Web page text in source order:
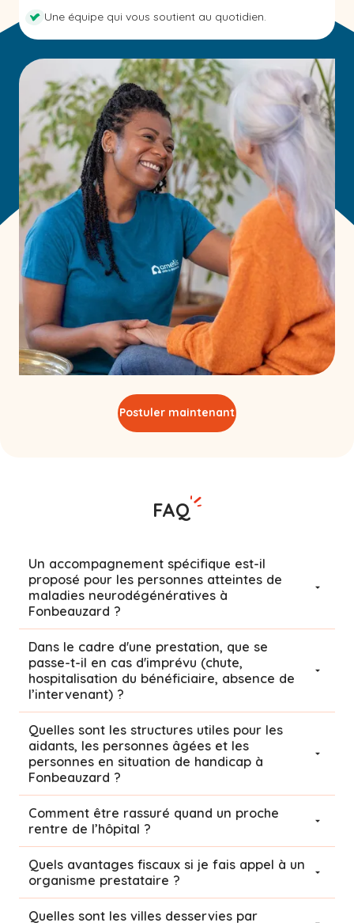
Une équipe qui vous soutient au quotidien.
Postuler maintenant
FAQ
Un accompagnement spécifique est-il
proposé pour les personnes atteintes de
maladies neurodégénératives à
Fonbeauzard ?
Dans le cadre d'une prestation, que se
passe-t-il en cas d'imprévu (chute,
hospitalisation du bénéficiaire, absence de
l’intervenant) ?
Quelles sont les structures utiles pour les
aidants, les personnes âgées et les
personnes en situation de handicap à
Fonbeauzard ?
Comment être rassuré quand un proche
rentre de l’hôpital ?
Quels avantages fiscaux si je fais appel à un
organisme prestataire ?
Quelles sont les villes desservies par